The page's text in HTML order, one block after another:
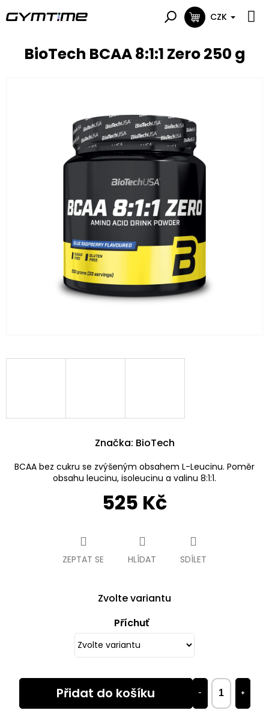
na
NÁKUPNÍ
CZK
BioTech BCAA 8:1:1 Zero 250 g
525 Kč
Zvolte variantu
Příchuť
+
−
Přidat do košíku
BCAA bez cukru se zvýšeným obsahem L-Leucinu. Poměr
obsahu leucinu, isoleucinu a valinu 8:1:1.
ZEPTAT SE HLÍDAT SDÍLET
Značka: BioTech